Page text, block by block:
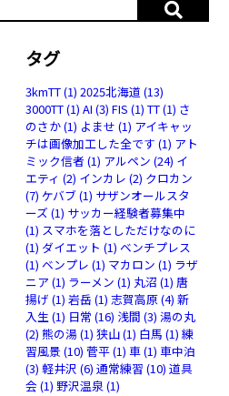
タグ
3kmTT(1) 2025北海道 (13)
3000TT(1) AI (3) FIS (1) TT(1) さ
のさか(1) よませ (1) アイキャッ
チは画像加工した全です (1) アト
ミック信者 (1) アルペン (24) イ
エティ (2) インカレ (2) クロカン
(7) ケバブ(1) サザンオールスタ
ーズ (1) サッカー経験者募集中
(1) スマホを落としただけなのに
(1) ダイエット (1) ベンチプレス
(1) ベンプレ (1) マカロン (1) ラザ
ニア (1) ラーメン (1) 丸沼 (1) 唐
揚げ (1) 岩岳 (1) 志賀高原(4) 新
入生(1) 日常 (16) 浅間 (3) 湯の丸
(2) 熊の湯(1) 狭山(1) 白馬 (1) 練
習風景(10) 菅平(1) 車(1) 車中泊
(3) 軽井沢 (6) 通常練習 (10) 道具
会 (1) 野沢温泉(1)